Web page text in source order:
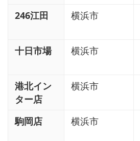
246江田
横浜市
十日市場
横浜市
港北イン
ター店
横浜市
駒岡店
横浜市